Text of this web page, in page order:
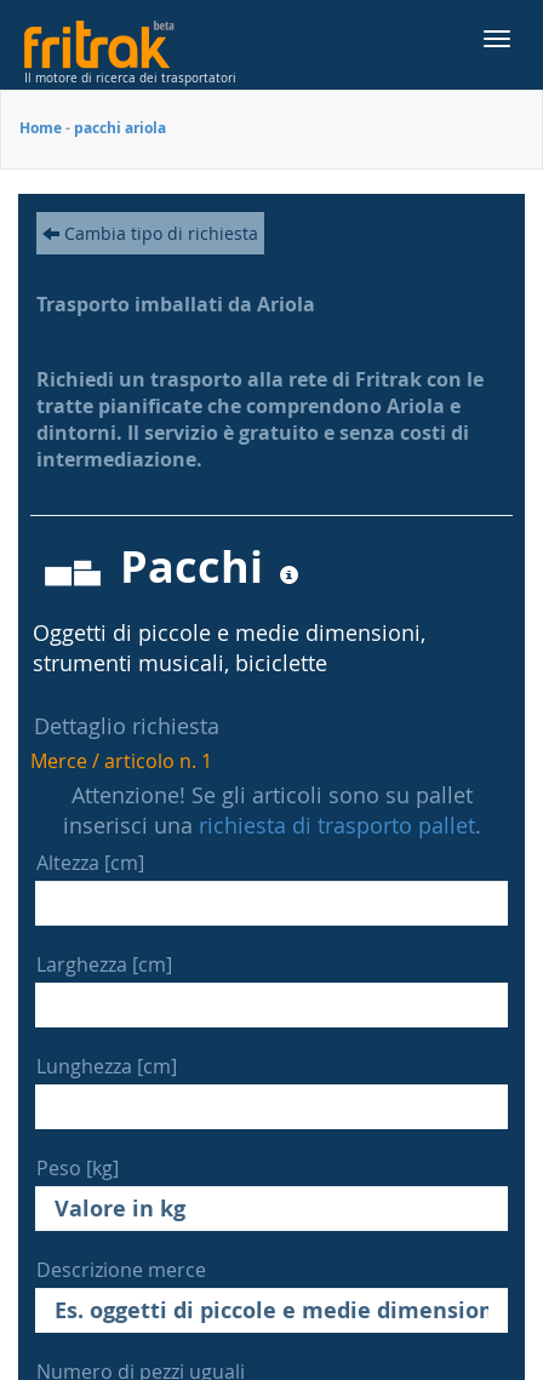
Il motore di ricerca dei trasportatori
Home- pacchi ariola
Cambia tipo di richiesta
Trasporto imballati da Ariola
Richiedi un trasporto alla rete di Fritrak con le
tratte pianificate che comprendono Ariola e
dintorni. Il servizio è gratuito e senza costi di
intermediazione.
Pacchi
Oggetti di piccole e medie dimensioni,
strumenti musicali, biciclette
Dettaglio richiesta
Merce / articolo n. 1
Attenzione! Se gli articoli sono su pallet
inserisci una richiesta di trasporto pallet.
Altezza [cm]
Larghezza [cm]
Lunghezza [cm]
Peso [kg]
Descrizione merce
Numero di pezzi uguali